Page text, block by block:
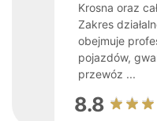
Krosna oraz
Zakres
obejmuje
pojazdów,
przewóz ...
8.8